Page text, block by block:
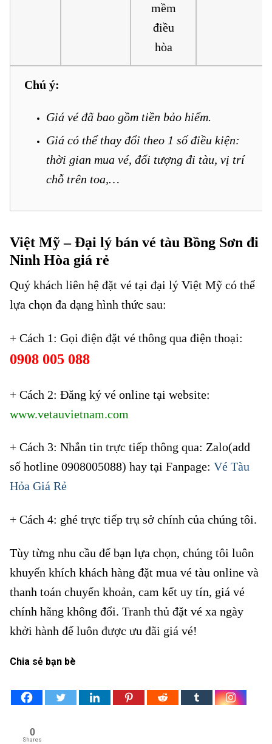
mềm
điều
hòa
Chú ý:
Giá vé đã bao gồm tiền bảo hiểm.
Giá có thể thay đổi theo 1 số điều kiện:
thời gian mua vé, đối tượng đi tàu, vị trí
chỗ trên toa,…
Việt Mỹ – Đại lý bán vé tàu Bồng Sơn đi
Ninh Hòa giá rẻ
Quý khách liên hệ đặt vé tại đại lý Việt Mỹ có thể
lựa chọn đa dạng hình thức sau:
+ Cách 1: Gọi điện đặt vé thông qua điện thoại:
0908 005 088
+ Cách 2: Đăng ký vé online tại website:
www.vetauvietnam.com
+ Cách 3: Nhắn tin trực tiếp thông qua: Zalo(add
số hotline 0908005088) hay tại Fanpage: Vé Tàu
Hỏa Giá Rẻ
+ Cách 4: ghé trực tiếp trụ sở chính của chúng tôi.
Tùy từng nhu cầu để bạn lựa chọn, chúng tôi luôn
khuyến khích khách hàng đặt mua vé tàu online và
thanh toán chuyển khoản, cam kết uy tín, giá vé
chính hãng không đổi. Tranh thủ đặt vé xa ngày
khởi hành để luôn được ưu đãi giá vé!
Chia sẻ bạn bè
0
Shares